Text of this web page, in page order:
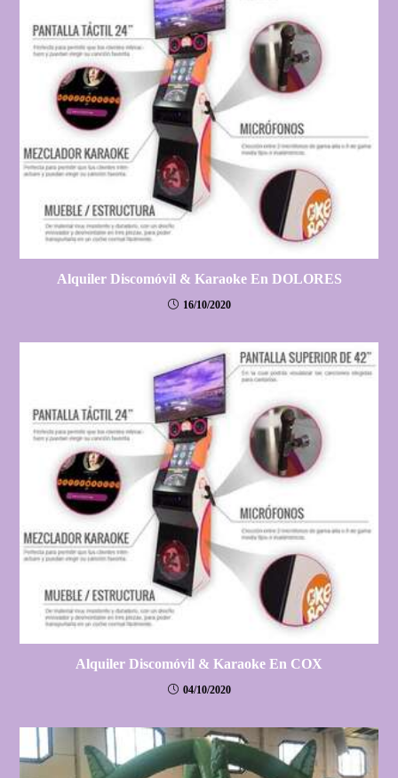
Alquiler Discomóvil & Karaoke En DOLORES
16/10/2020
Alquiler Discomóvil & Karaoke En COX
04/10/2020